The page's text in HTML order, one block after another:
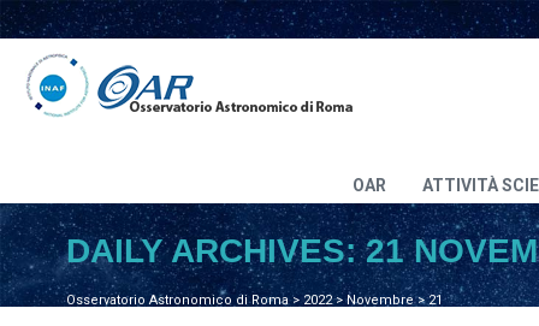
OAR ATTIVITÀ
Osservatorio Astronomico di Roma>2022>Novembre>21
DAILY ARCHIVES:21